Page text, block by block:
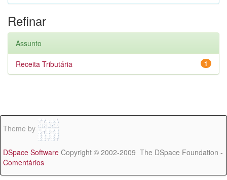
Refinar
Assunto
1
Receita Tributária
Theme by
DSpace Software Copyright © 2002-2009 The DSpace Foundation -
Comentários